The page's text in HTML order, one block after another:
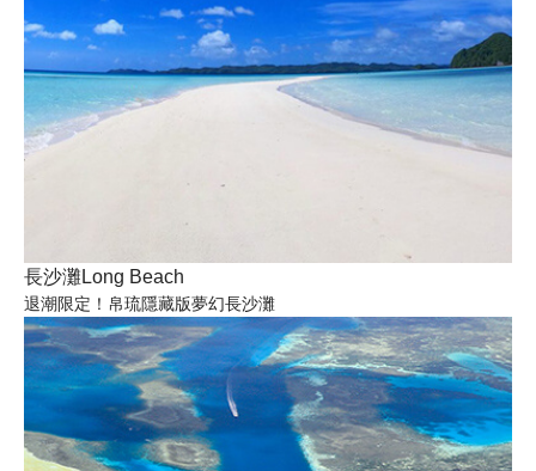
長沙灘Long Beach
退潮限定！帛琉隱藏版夢幻長沙灘